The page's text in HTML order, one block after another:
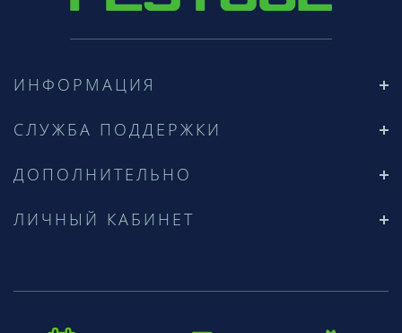
ИНФОРМАЦИЯ
СЛУЖБА ПОДДЕРЖКИ
ДОПОЛНИТЕЛЬНО
ЛИЧНЫЙ КАБИНЕТ